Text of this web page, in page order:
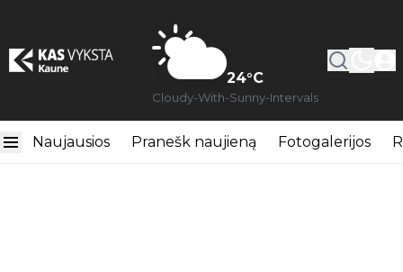
24°C
Cloudy-With-Sunny-Intervals
Naujausios Pranešk naujieną Fotogalerijos